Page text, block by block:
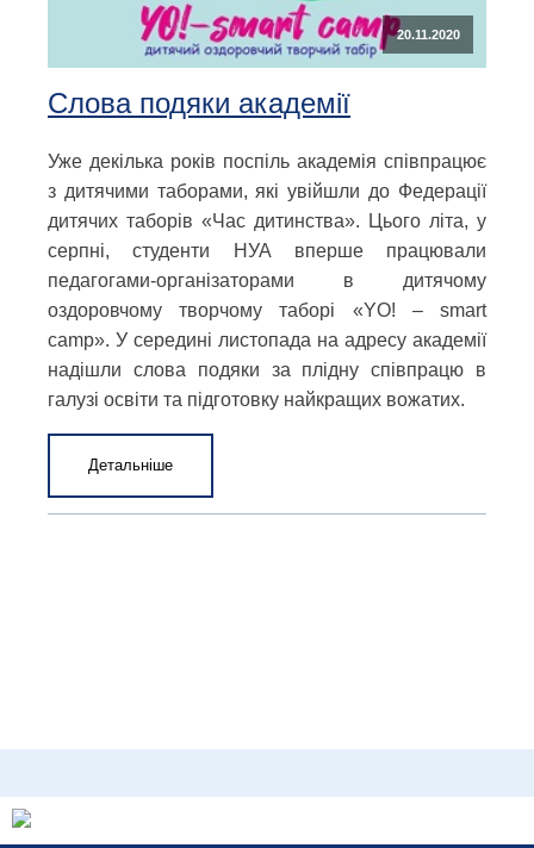
20.11.2020
Слова подяки академії
Уже декілька років поспіль академія співпрацює
з дитячими таборами, які увійшли до Федерації
дитячих таборів «Час дитинства». Цього літа, у
серпні, студенти НУА вперше працювали
педагогами-організаторами в дитячому
оздоровчому творчому таборі «YO! – smart
camp». У середині листопада на адресу академії
надішли слова подяки за плідну співпрацю в
галузі освіти та підготовку найкращих вожатих.
Детальніше